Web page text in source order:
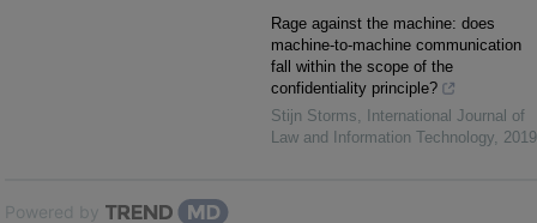
Rage against the machine: does
machine-to-machine communication
fall within the scope of the
confidentiality principle?
Stijn Storms,
International Journal of
Law and Information Technology, 2019
Powered by